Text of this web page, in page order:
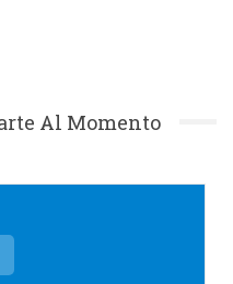
Al Momento